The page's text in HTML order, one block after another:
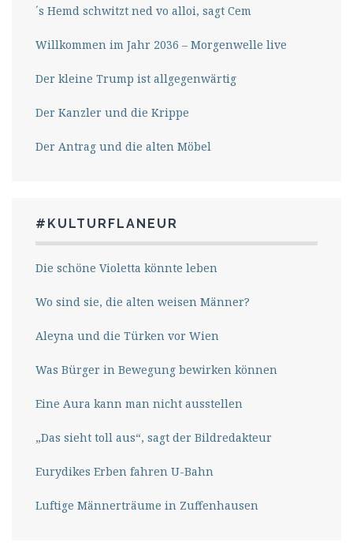
´s Hemd schwitzt ned vo alloi, sagt Cem
Willkommen im Jahr 2036 – Morgenwelle live
Der kleine Trump ist allgegenwärtig
Der Kanzler und die Krippe
Der Antrag und die alten Möbel
#KULTURFLANEUR
Die schöne Violetta könnte leben
Wo sind sie, die alten weisen Männer?
Aleyna und die Türken vor Wien
Was Bürger in Bewegung bewirken können
Eine Aura kann man nicht ausstellen
„Das sieht toll aus“, sagt der Bildredakteur
Eurydikes Erben fahren U-Bahn
Luftige Männerträume in Zuffenhausen